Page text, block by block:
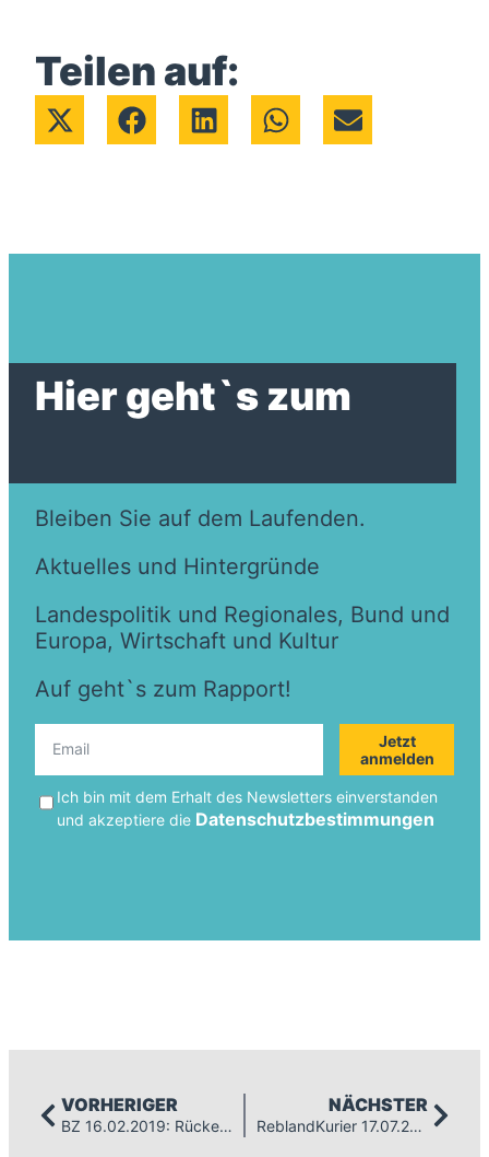
Teilen auf:
Hier geht`s zum
Bleiben Sie auf dem Laufenden.
Aktuelles und Hintergründe
Landespolitik und Regionales, Bund und
Europa, Wirtschaft und Kultur
Auf geht`s zum Rapport!
Ich bin mit dem Erhalt des Newsletters einverstanden
und akzeptiere die Datenschutzbestimmungen
Jetzt
anmelden
VORHERIGER
BZ 16.02.2019: Rückenwind für die Realschule
NÄCHSTER
ReblandKurier 17.07.2019: Die Zusammenhänge sehen